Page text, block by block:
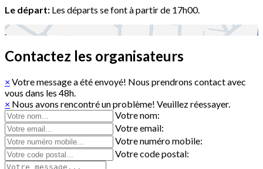
Le départ: Les départs se font à partir de 17h00.
Contactez les organisateurs
× Votre message a été envoyé! Nous prendrons contact avec
vous dans les 48h.
× Nous avons rencontré un problème! Veuillez réessayer.
Votre nom:
Votre email:
Votre numéro mobile:
Votre code postal: